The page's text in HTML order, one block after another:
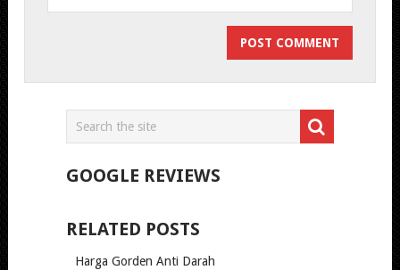
GOOGLE REVIEWS
RELATED POSTS
Harga Gorden Anti Darah